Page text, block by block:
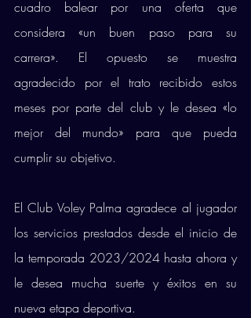
cuadro balear por una oferta que
considera «un buen paso para su
carrera». El opuesto se muestra
agradecido por el trato recibido estos
meses por parte del club y le desea «lo
mejor del mundo» para que pueda
cumplir su objetivo.
El Club Voley Palma agradece al jugador
los servicios prestados desde el inicio de
la temporada 2023/2024 hasta ahora y
le desea mucha suerte y éxitos en su
nueva etapa deportiva.